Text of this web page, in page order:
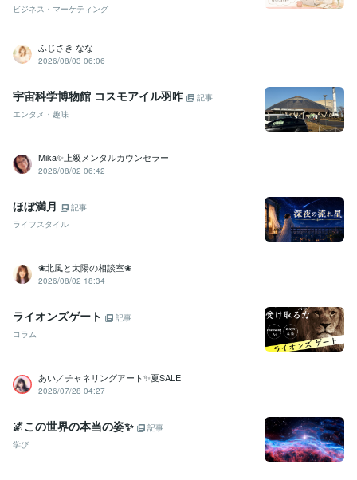
ビジネス・マーケティング
ふじさき なな
2026/08/03 06:06
宇宙科学博物館 コスモアイル羽咋
記事
エンタメ・趣味
Mika✨上級メンタルカウンセラー
2026/08/02 06:42
ほぼ満月
記事
ライフスタイル
❀北風と太陽の相談室❀
2026/08/02 18:34
ライオンズゲート
記事
コラム
あい／チャネリングアート✨夏SALE
2026/07/28 04:27
🌌この世界の本当の姿✨
記事
学び